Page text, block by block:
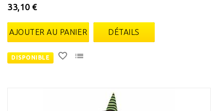
33,10 €
AJOUTER AU PANIER DÉTAILS
DISPONIBLE